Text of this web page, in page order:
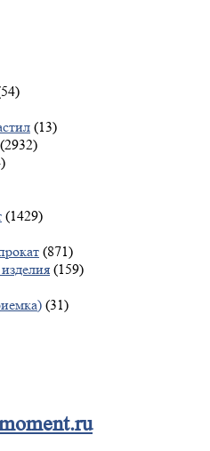
(13)
(2932)
(1429)
(871)
(159)
(31)